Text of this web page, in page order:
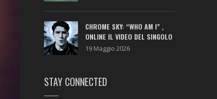
CHROME SKY: “WHO AM I” ,
ONLINE IL VIDEO DEL SINGOLO
19 Maggio 2026
STAY CONNECTED